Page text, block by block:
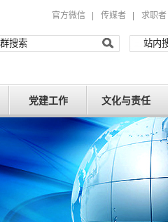
官方微信 传媒者 求职者
党建工作 文化与责任